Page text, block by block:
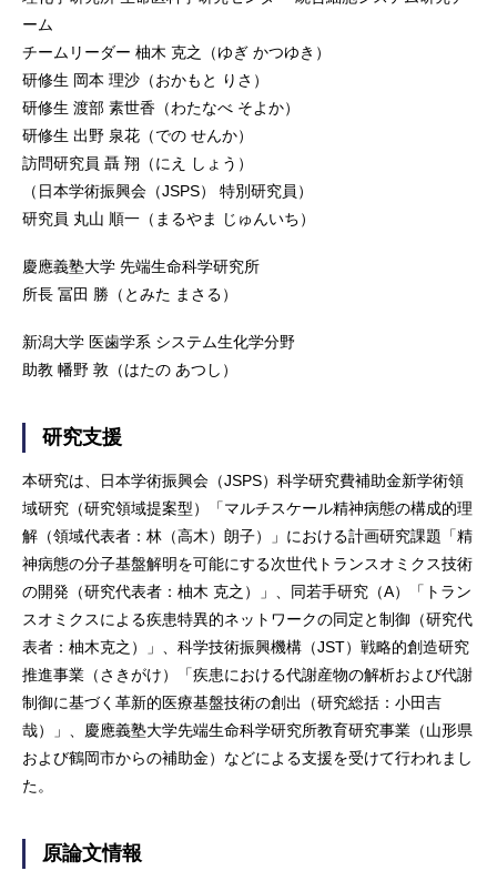
ーム
チームリーダー 柚木 克之（ゆぎ かつゆき）
研修生 岡本 理沙（おかもと りさ）
研修生 渡部 素世香（わたなべ そよか）
研修生 出野 泉花（での せんか）
訪問研究員 聶 翔（にえ しょう）
（日本学術振興会（JSPS） 特別研究員）
研究員 丸山 順一（まるやま じゅんいち）
慶應義塾大学 先端生命科学研究所
所長 冨田 勝（とみた まさる）
新潟大学 医歯学系 システム生化学分野
助教 幡野 敦（はたの あつし）
研究支援
本研究は、日本学術振興会（JSPS）科学研究費補助金新学術領
域研究（研究領域提案型）「マルチスケール精神病態の構成的理
解（領域代表者：林（高木）朗子）」における計画研究課題「精
神病態の分子基盤解明を可能にする次世代トランスオミクス技術
の開発（研究代表者：柚木 克之）」、同若手研究（A）「トラン
スオミクスによる疾患特異的ネットワークの同定と制御（研究代
表者：柚木克之）」、科学技術振興機構（JST）戦略的創造研究
推進事業（さきがけ）「疾患における代謝産物の解析および代謝
制御に基づく革新的医療基盤技術の創出（研究総括：小田吉
哉）」、慶應義塾大学先端生命科学研究所教育研究事業（山形県
および鶴岡市からの補助金）などによる支援を受けて行われまし
た。
原論文情報